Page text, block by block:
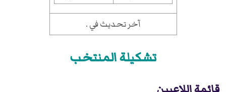
آخر تحديث في .
تشكيلة المنتخب